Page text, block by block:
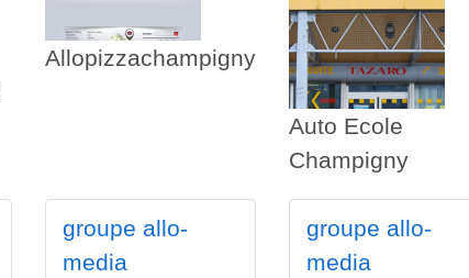
Allopizzachampigny
Auto Ecole
Champigny
groupe allo-
media
groupe allo-
media